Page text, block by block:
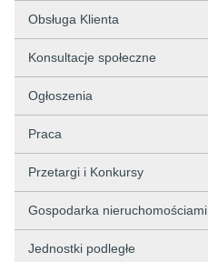
Obsługa Klienta
Konsultacje społeczne
Ogłoszenia
Praca
Przetargi i Konkursy
Gospodarka nieruchomościami
Jednostki podległe